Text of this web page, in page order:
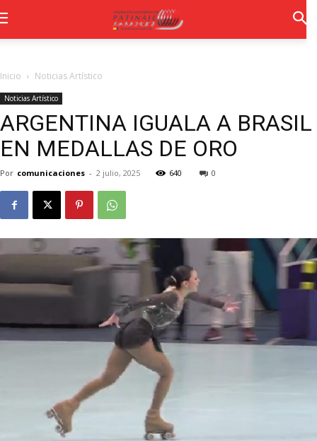
Inicio Noticias Artístico
Noticias Artístico
ARGENTINA IGUALA A BRASIL
EN MEDALLAS DE ORO
Por comunicaciones - 2 julio, 2025 640 0